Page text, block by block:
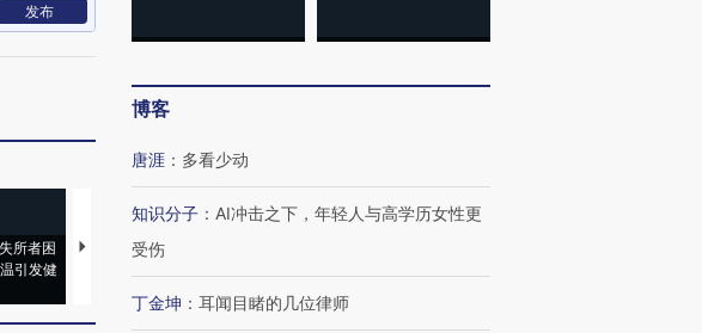
发布
所者困
引发健
视线｜HYROX的吸金
心“花钱找虐”？
毒品
博客
唐涯 ： 多看少动
知识分子 ： AI冲击之下，年轻人与高学历女性更
受伤
丁金坤 ： 耳闻目睹的几位律师